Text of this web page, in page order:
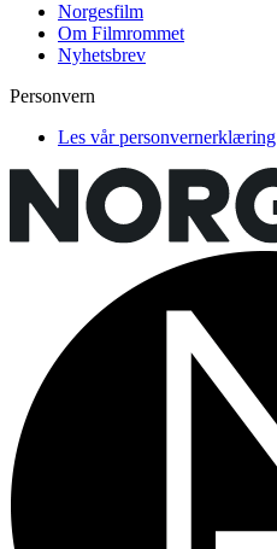
Norgesfilm
Om Filmrommet
Nyhetsbrev
Personvern
Les vår personvernerklæring